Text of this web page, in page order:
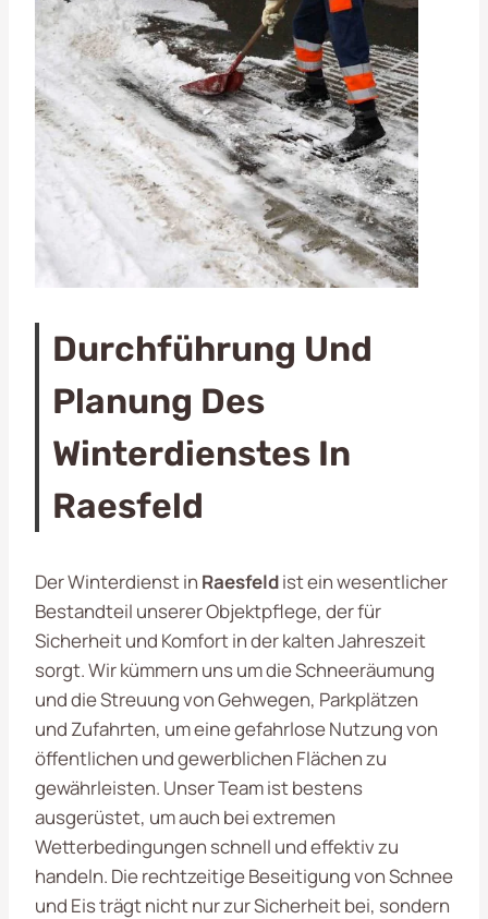
Durchführung Und
Planung Des
Winterdienstes In
Raesfeld
Der Winterdienst in Raesfeldist ein wesentlicher
Bestandteil unserer Objektpflege, der für
Sicherheit und Komfort in der kalten Jahreszeit
sorgt. Wir kümmern uns um die Schneeräumung
und die Streuung von Gehwegen, Parkplätzen
und Zufahrten, um eine gefahrlose Nutzung von
öffentlichen und gewerblichen Flächen zu
gewährleisten. Unser Team ist bestens
ausgerüstet, um auch bei extremen
Wetterbedingungen schnell und effektiv zu
handeln. Die rechtzeitige Beseitigung von Schnee
und Eis trägt nicht nur zur Sicherheit bei, sondern